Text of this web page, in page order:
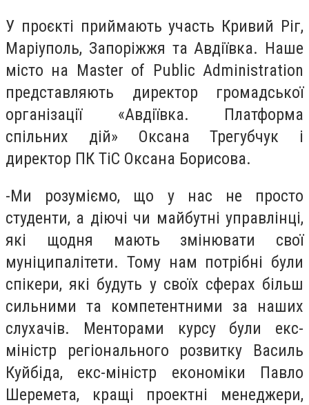
У проєкті приймають участь Кривий Ріг,
Маріуполь, Запоріжжя та Авдіївка. Наше
місто на Master of Public Administration
представляють директор громадської
організації «Авдіївка. Платформа
спільних дій» Оксана Трегубчук і
директор ПК ТіС Оксана Борисова.
-Ми розуміємо, що у нас не просто
студенти, а діючі чи майбутні управлінці,
які щодня мають змінювати свої
муніципалітети. Тому нам потрібні були
спікери, які будуть у своїх сферах більш
сильними та компетентними за наших
слухачів. Менторами курсу були екс-
міністр регіонального розвитку Василь
Куйбіда, екс-міністр економіки Павло
Шеремета, кращі проектні менеджери,